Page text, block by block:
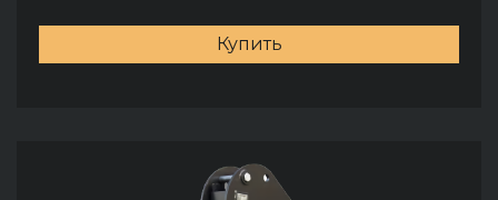
Купить